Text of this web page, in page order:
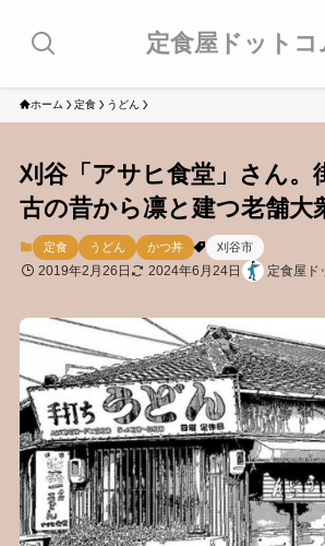
定食屋ドットコ
ホーム 定食 うどん
刈谷「アサヒ食堂」さん。
古の昔から凛と建つ老舗大
定食 うどん かつ丼 刈谷市
2019年2月26日 2024年6月24日 定食屋ド